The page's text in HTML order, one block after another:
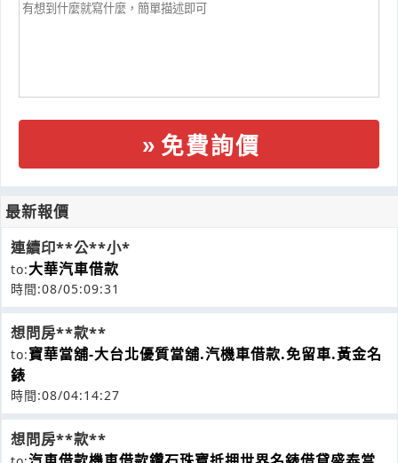
免費詢價
最新報價
連續印**公**小*
to:大華汽車借款
時間:08/05:09:31
想問房**款**
to:寶華當舖-大台北優質當舖.汽機車借款.免留車.黃金名
錶
時間:08/04:14:27
想問房**款**